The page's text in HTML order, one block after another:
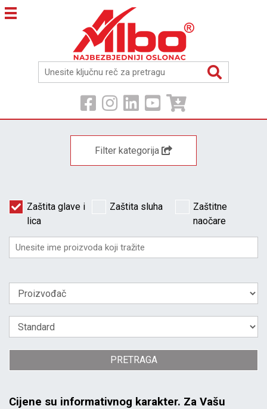
Filter kategorija
Zaštita glave i
lica
Zaštita sluha
Zaštitne
naočare
PRETRAGA
Cijene su informativnog karakter. Za Vašu